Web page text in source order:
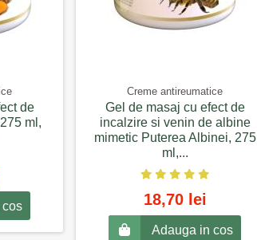
de
ml,
Creme antireumatice
Gel de masaj cu efect de
incalzire si venin de albine
mimetic Puterea Albinei, 275
ml,...
18,70 lei
Adauga in cos